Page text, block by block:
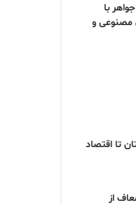
با
و
تا اقتصاد
از